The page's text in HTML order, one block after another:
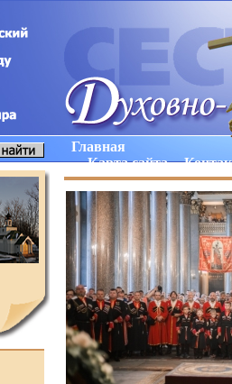
Главная
Карта сайта